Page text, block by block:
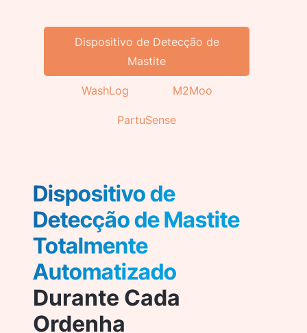
Dispositivo de Detecção de
Mastite
WashLog M2Moo
PartuSense
Dispositivo de
Detecção de Mastite
Totalmente
Automatizado
Durante Cada
Ordenha